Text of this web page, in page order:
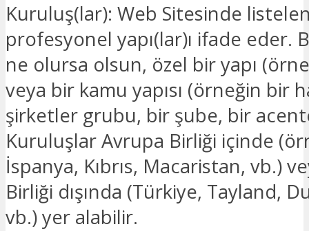
Kuruluş(lar): Web Sitesinde
profesyonel yapı(lar)ı ifade eder.
ne olursa olsun, özel bir yapı
veya bir kamu yapısı (örneğin bir
şirketler grubu, bir şube, bir
Kuruluşlar Avrupa Birliği içinde
İspanya, Kıbrıs, Macaristan, vb.)
Birliği dışında (Türkiye, Tayland,
vb.) yer alabilir.